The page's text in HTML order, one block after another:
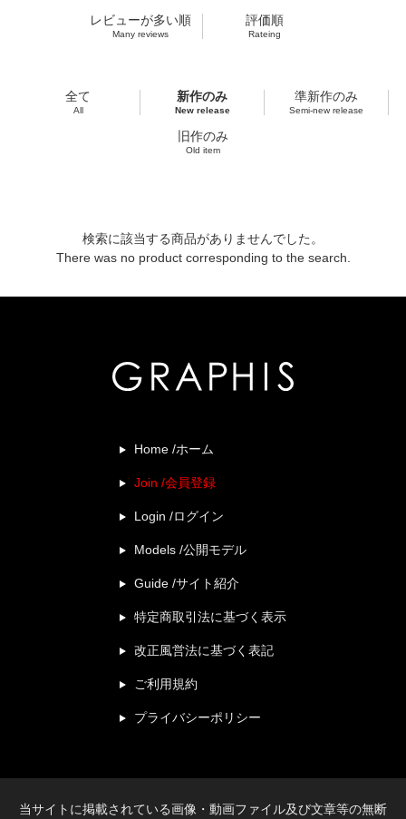
レビューが多い順
Many reviews
評価順
Rateing
全て
All
新作のみ
New release
準新作のみ
Semi-new release
旧作のみ
Old item
検索に該当する商品がありませんでした。
There was no product corresponding to the search.
Home /ホーム
Join /会員登録
Login /ログイン
Models /公開モデル
Guide /サイト紹介
特定商取引法に基づく表示
改正風営法に基づく表記
ご利用規約
プライバシーポリシー
当サイトに掲載されている画像・動画ファイル及び文章等の無断